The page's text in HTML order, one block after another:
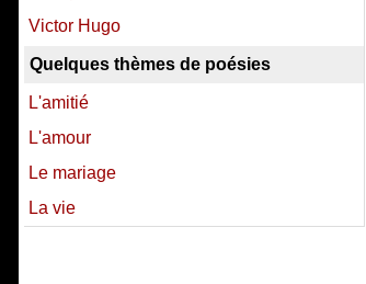
Victor Hugo
Quelques thèmes de poésies
L'amitié
L'amour
Le mariage
La vie